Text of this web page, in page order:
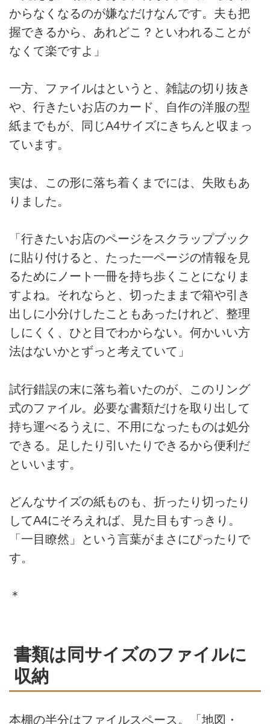
からなくなるのが嫌なだけなんです。夫も把
握できるから、あれどこ？といわれることが
なくて楽ですよ」
一方、ファイルはというと、雑誌の切り抜き
や、行きたいお店のカード、自作の洋服の型
紙までもが、同じA4サイズにきちんと収まっ
ています。
実は、この形に落ち着くまでには、失敗もあ
りました。
「行きたいお店のページをスクラップブック
に貼り付けると、たった一ページの情報を見
るためにノート一冊を持ち歩くことになりま
すよね。それならと、切ったままで箱や引き
出しに小分けしたこともあったけれど、整理
しにくく、ひと目でわからない。何かいい方
法はないかとずっと考えていて」
試行錯誤の末に落ち着いたのが、このリング
式のファイル。必要な書類だけを取り出して
持ち運べるうえに、不用になったものは処分
できる。足したり引いたりできるから便利だ
といいます。
どんなサイズの紙ものも、折ったり切ったり
してA4にそろえれば、見た目もすっきり。
「一目瞭然」という言葉がまさにぴったりで
す。
＊
書類は同サイズのファイルに
収納
本棚の半分はファイルスペース。「地図・